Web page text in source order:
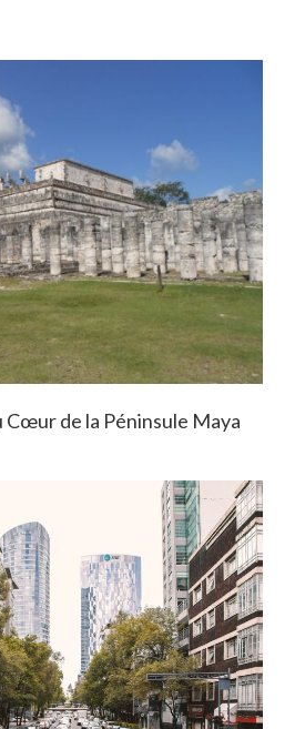
Cœur de la Péninsule Maya